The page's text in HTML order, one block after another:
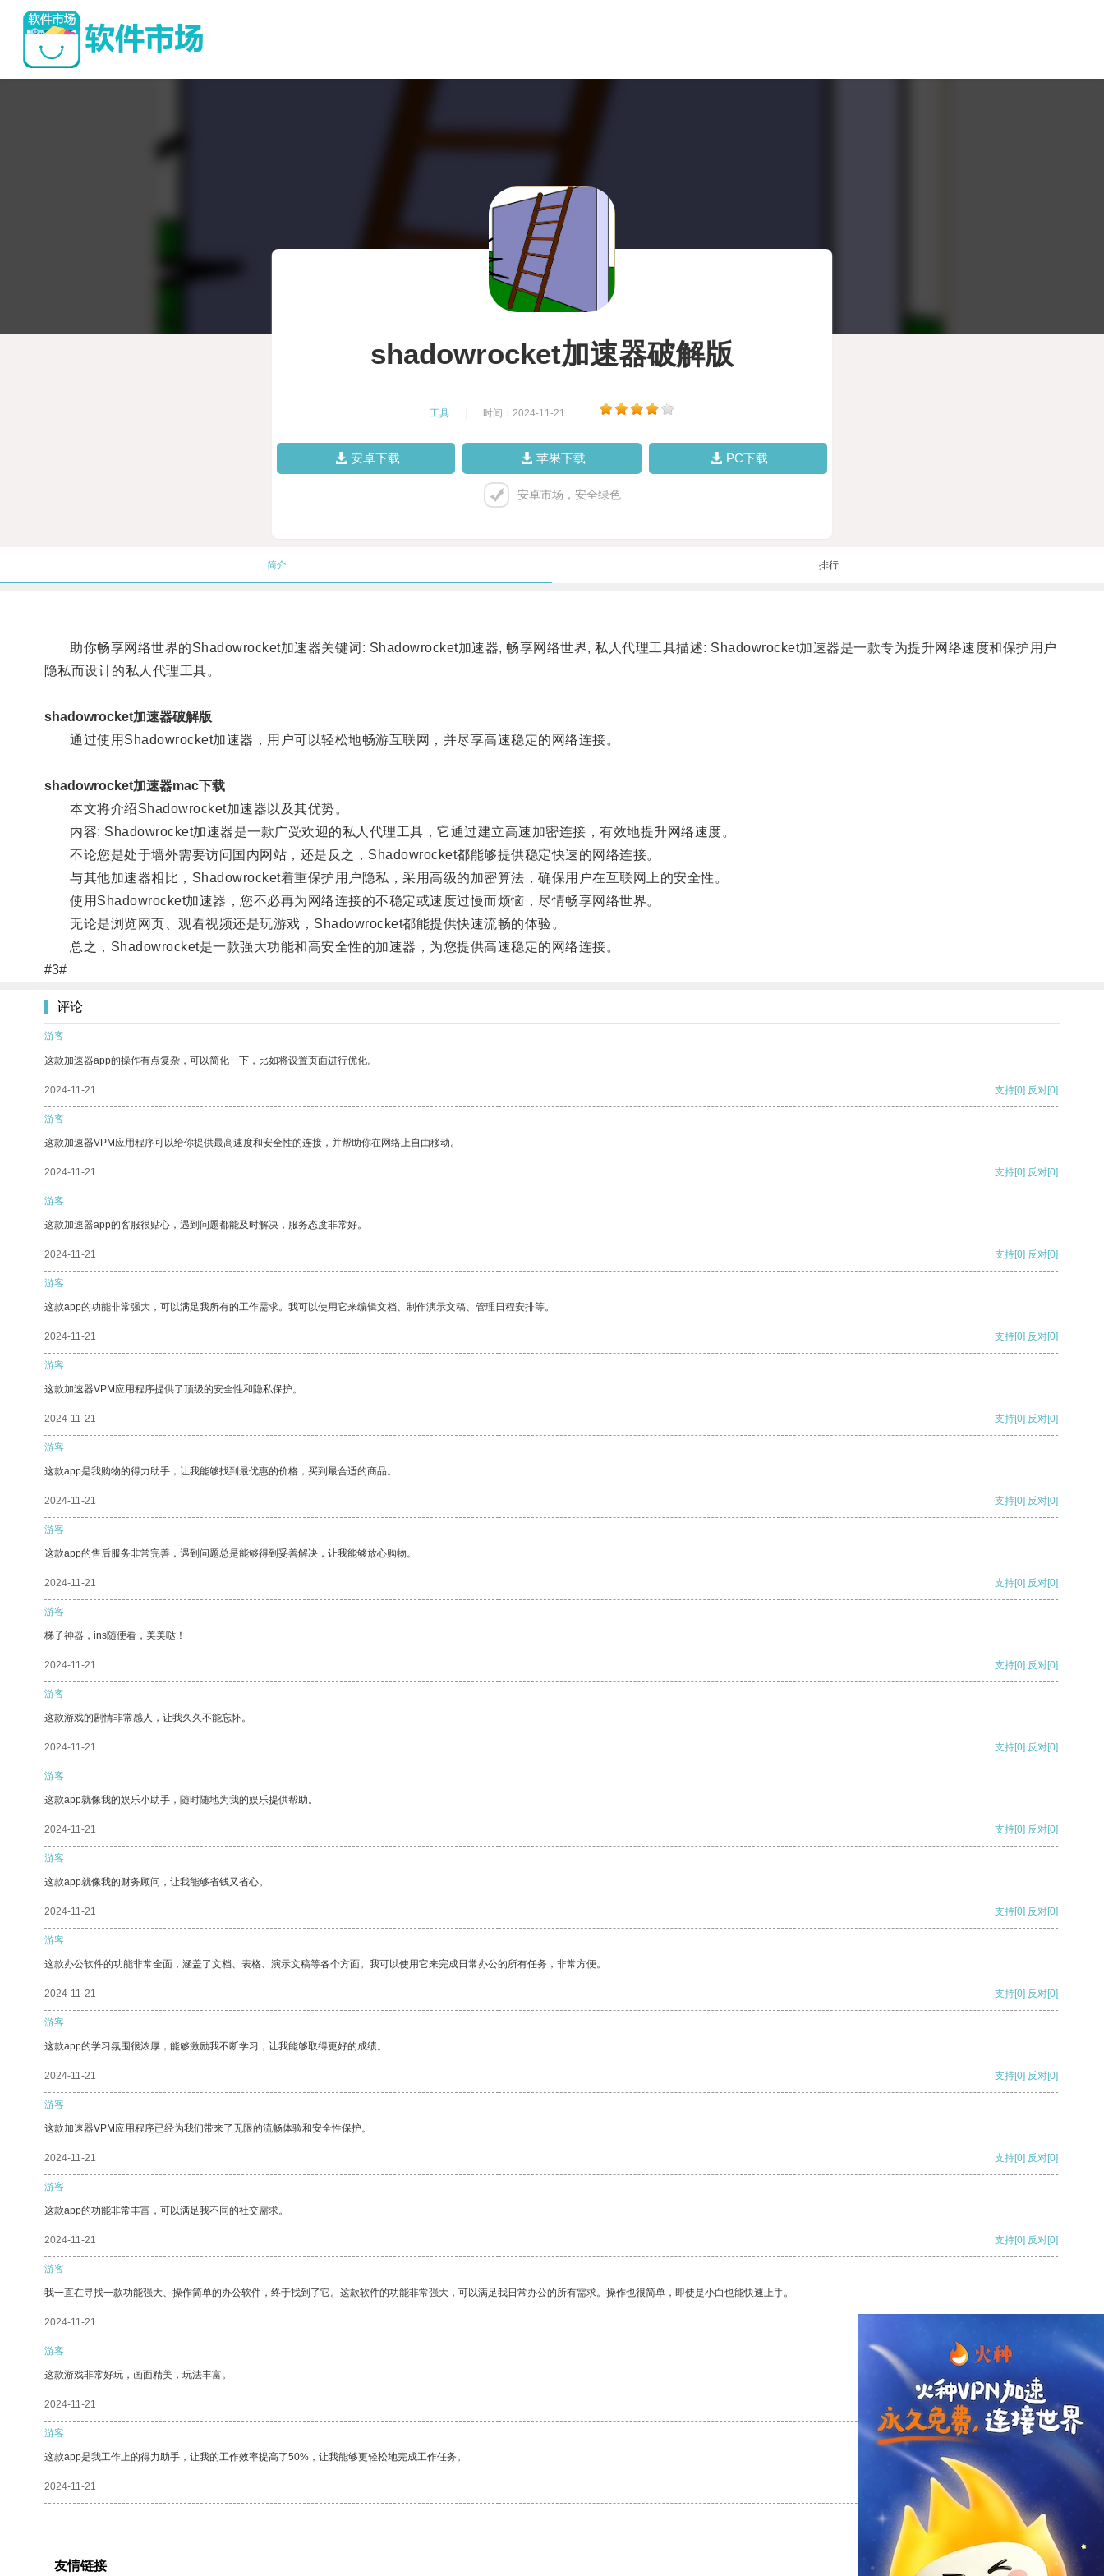
shadowrocket加速器破解版
工具 时间：2024-11-21
安卓下载 苹果下载 PC下载
安卓市场，安全绿色
简介 排行
助你畅享网络世界的Shadowrocket加速器关键词: Shadowrocket加速器, 畅享网络世界, 私人代理工具描述: Shadowrocket加速器是一款专为提升网络速度和保护用户
隐私而设计的私人代理工具。
shadowrocket加速器破解版
通过使用Shadowrocket加速器，用户可以轻松地畅游互联网，并尽享高速稳定的网络连接。
shadowrocket加速器mac下载
本文将介绍Shadowrocket加速器以及其优势。
内容: Shadowrocket加速器是一款广受欢迎的私人代理工具，它通过建立高速加密连接，有效地提升网络速度。
不论您是处于墙外需要访问国内网站，还是反之，Shadowrocket都能够提供稳定快速的网络连接。
与其他加速器相比，Shadowrocket着重保护用户隐私，采用高级的加密算法，确保用户在互联网上的安全性。
使用Shadowrocket加速器，您不必再为网络连接的不稳定或速度过慢而烦恼，尽情畅享网络世界。
无论是浏览网页、观看视频还是玩游戏，Shadowrocket都能提供快速流畅的体验。
总之，Shadowrocket是一款强大功能和高安全性的加速器，为您提供高速稳定的网络连接。
#3#
评论
游客
这款加速器app的操作有点复杂，可以简化一下，比如将设置页面进行优化。
2024-11-21 支持[0] 反对[0]
游客
这款加速器VPM应用程序可以给你提供最高速度和安全性的连接，并帮助你在网络上自由移动。
2024-11-21 支持[0] 反对[0]
游客
这款加速器app的客服很贴心，遇到问题都能及时解决，服务态度非常好。
2024-11-21 支持[0] 反对[0]
游客
这款app的功能非常强大，可以满足我所有的工作需求。我可以使用它来编辑文档、制作演示文稿、管理日程安排等。
2024-11-21 支持[0] 反对[0]
游客
这款加速器VPM应用程序提供了顶级的安全性和隐私保护。
2024-11-21 支持[0] 反对[0]
游客
这款app是我购物的得力助手，让我能够找到最优惠的价格，买到最合适的商品。
2024-11-21 支持[0] 反对[0]
游客
这款app的售后服务非常完善，遇到问题总是能够得到妥善解决，让我能够放心购物。
2024-11-21 支持[0] 反对[0]
游客
梯子神器，ins随便看，美美哒！
2024-11-21 支持[0] 反对[0]
游客
这款游戏的剧情非常感人，让我久久不能忘怀。
2024-11-21 支持[0] 反对[0]
游客
这款app就像我的娱乐小助手，随时随地为我的娱乐提供帮助。
2024-11-21 支持[0] 反对[0]
游客
这款app就像我的财务顾问，让我能够省钱又省心。
2024-11-21 支持[0] 反对[0]
游客
这款办公软件的功能非常全面，涵盖了文档、表格、演示文稿等各个方面。我可以使用它来完成日常办公的所有任务，非常方便。
2024-11-21 支持[0] 反对[0]
游客
这款app的学习氛围很浓厚，能够激励我不断学习，让我能够取得更好的成绩。
2024-11-21 支持[0] 反对[0]
游客
这款加速器VPM应用程序已经为我们带来了无限的流畅体验和安全性保护。
2024-11-21 支持[0] 反对[0]
游客
这款app的功能非常丰富，可以满足我不同的社交需求。
2024-11-21 支持[0] 反对[0]
游客
我一直在寻找一款功能强大、操作简单的办公软件，终于找到了它。这款软件的功能非常强大，可以满足我日常办公的所有需求。操作也很简单，即使是小白也能快速上手。
2024-11-21
游客
这款游戏非常好玩，画面精美，玩法丰富。
2024-11-21 支持 [0] 反对 [0]
游客
这款app是我工作上的得力助手，让我的工作效率提高了50%，让我能够更轻松地完成工作任务。
2024-11-21 支持
友情链接